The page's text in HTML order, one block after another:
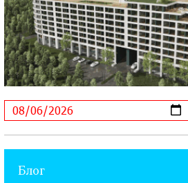
14:44:13 29-07-2026
Состоялось открытие
Rooftop при поддержке
Пашинян ты упустил
спокойно. Аршак
Блог